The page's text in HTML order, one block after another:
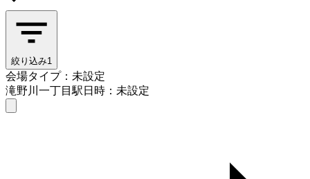
絞り込み1
会場タイプ：未設定
滝野川一丁目駅日時：未設定